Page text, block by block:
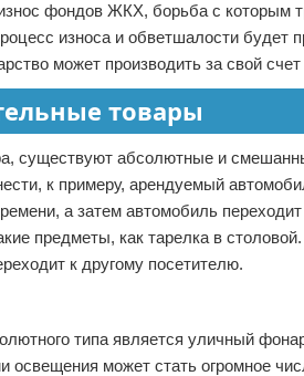
фондов ЖКХ, борьба с которым
износа и обветшалости
может производить за свой
товары
существуют абсолютные и
к примеру, арендуемый
а затем автомобиль
предметы, как тарелка в
к другому посетителю.
типа является уличный
освещения может стать огромное